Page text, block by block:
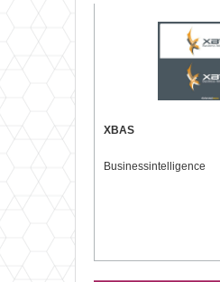
XBAS
Businessintelligence